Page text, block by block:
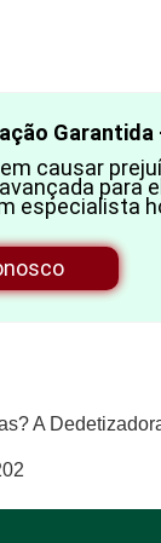
Garantida
causar
para
especialista
A